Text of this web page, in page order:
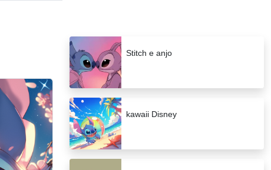
Stitch e anjo
kawaii Disney